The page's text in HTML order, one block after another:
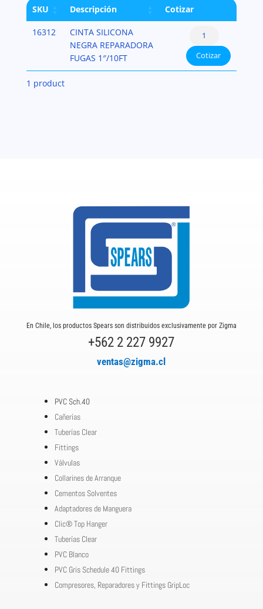
SKU Descripción Cotizar
16312
CINTA SILICONA
NEGRA REPARADORA
FUGAS 1″/10FT
CINTA
SILICONA
NEGRA
REPARADORA
Cotizar
1 product
En Chile, los productos Spears son distribuidos exclusivamente por Zigma
+562 2 227 9927
ventas@zigma.cl
PVC Sch.40
Cañerías
Tuberías Clear
Fittings
Válvulas
Collarines de Arranque
Cementos Solventes
Adaptadores de Manguera
Clic® Top Hanger
Tuberías Clear
PVC Blanco
PVC Gris Schedule 40 Fittings
Compresores, Reparadores y Fittings GripLoc